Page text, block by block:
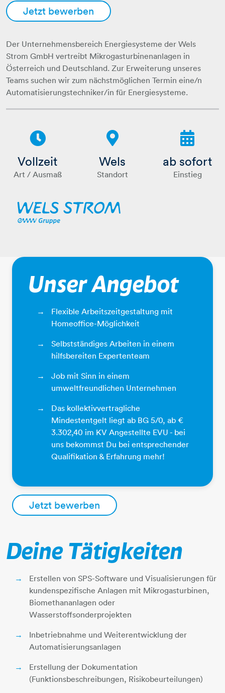
Jetzt bewerben
Der Unternehmensbereich Energiesysteme der Wels
Strom GmbH vertreibt Mikrogasturbinenanlagen in
Österreich und Deutschland. Zur Erweiterung unseres
Teams suchen wir zum nächstmöglichen Termin eine/n
Automatisierungstechniker/in für Energiesysteme.
Vollzeit
Art / Ausmaß
Wels
Standort
ab sofort
Einstieg
Deine Tätigkeiten
Erstellen von SPS-Software und Visualisierungen für
kundenspezifische Anlagen mit Mikrogasturbinen,
Biomethananlagen oder
Wasserstoffsonderprojekten
Inbetriebnahme und Weiterentwicklung der
Automatisierungsanlagen
Erstellung der Dokumentation
(Funktionsbeschreibungen, Risikobeurteilungen)
Unser Angebot
Flexible Arbeitszeitgestaltung mit
Homeoffice-Möglichkeit
Selbstständiges Arbeiten in einem
hilfsbereiten Expertenteam
Job mit Sinn in einem
umweltfreundlichen Unternehmen
Das kollektivvertragliche
Mindestentgelt liegt ab BG 5/0, ab €
3.302,40 im KV Angestellte EVU - bei
uns bekommst Du bei entsprechender
Qualifikation & Erfahrung mehr!
Jetzt bewerben